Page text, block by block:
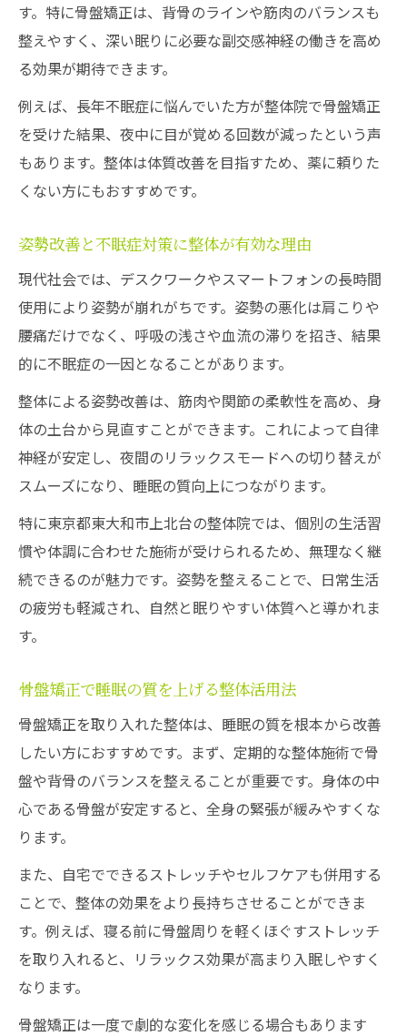
す。特に骨盤矯正は、背骨のラインや筋肉のバランスも
整えやすく、深い眠りに必要な副交感神経の働きを高め
る効果が期待できます。
例えば、長年不眠症に悩んでいた方が整体院で骨盤矯正
を受けた結果、夜中に目が覚める回数が減ったという声
もあります。整体は体質改善を目指すため、薬に頼りた
くない方にもおすすめです。
姿勢改善と不眠症対策に整体が有効な理由
現代社会では、デスクワークやスマートフォンの長時間
使用により姿勢が崩れがちです。姿勢の悪化は肩こりや
腰痛だけでなく、呼吸の浅さや血流の滞りを招き、結果
的に不眠症の一因となることがあります。
整体による姿勢改善は、筋肉や関節の柔軟性を高め、身
体の土台から見直すことができます。これによって自律
神経が安定し、夜間のリラックスモードへの切り替えが
スムーズになり、睡眠の質向上につながります。
特に東京都東大和市上北台の整体院では、個別の生活習
慣や体調に合わせた施術が受けられるため、無理なく継
続できるのが魅力です。姿勢を整えることで、日常生活
の疲労も軽減され、自然と眠りやすい体質へと導かれま
す。
骨盤矯正で睡眠の質を上げる整体活用法
骨盤矯正を取り入れた整体は、睡眠の質を根本から改善
したい方におすすめです。まず、定期的な整体施術で骨
盤や背骨のバランスを整えることが重要です。身体の中
心である骨盤が安定すると、全身の緊張が緩みやすくな
ります。
また、自宅でできるストレッチやセルフケアも併用する
ことで、整体の効果をより長持ちさせることができま
す。例えば、寝る前に骨盤周りを軽くほぐすストレッチ
を取り入れると、リラックス効果が高まり入眠しやすく
なります。
骨盤矯正は一度で劇的な変化を感じる場合もあります